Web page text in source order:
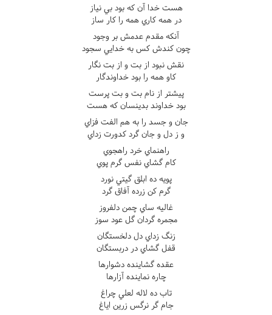
هست خدا آن که بود بي نياز
در همه کاري همه را کار ساز
آنکه مقدم عدمش بر وجود
چون کندش کس به خدايي سجود
نقش نبود از بت و از بت نگار
کاو همه را بود خداوندگار
پيشتر از نام بت و بت پرست
بود خداوند بدينسان که هست
جان و جسد را به هم الفت فزاي
و ز دل و جان گرد کدورت زداي
راهنماي خرد راهجوي
کام گشاي نفس گرم پوي
پويه ده ابلق گيتي نورد
گرم کن زرده آفاق گرد
غاليه ساي چمن دلفروز
مجمره گردان گل عود سوز
زنگ زداي دل دلخستگان
قفل گشاي در دربستگان
عقده گشاينده دشوارها
چاره نماينده آزارها
تاب ده لاله لعلي چراغ
جام گر نرگس زرين اياغ